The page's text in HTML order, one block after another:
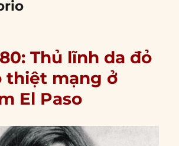
Thủ lĩnh da đỏ
thiệt mạng ở
El Paso